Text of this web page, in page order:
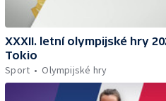
XXXII. letní olympijské hry
Tokio
Sport
Olympijské hry